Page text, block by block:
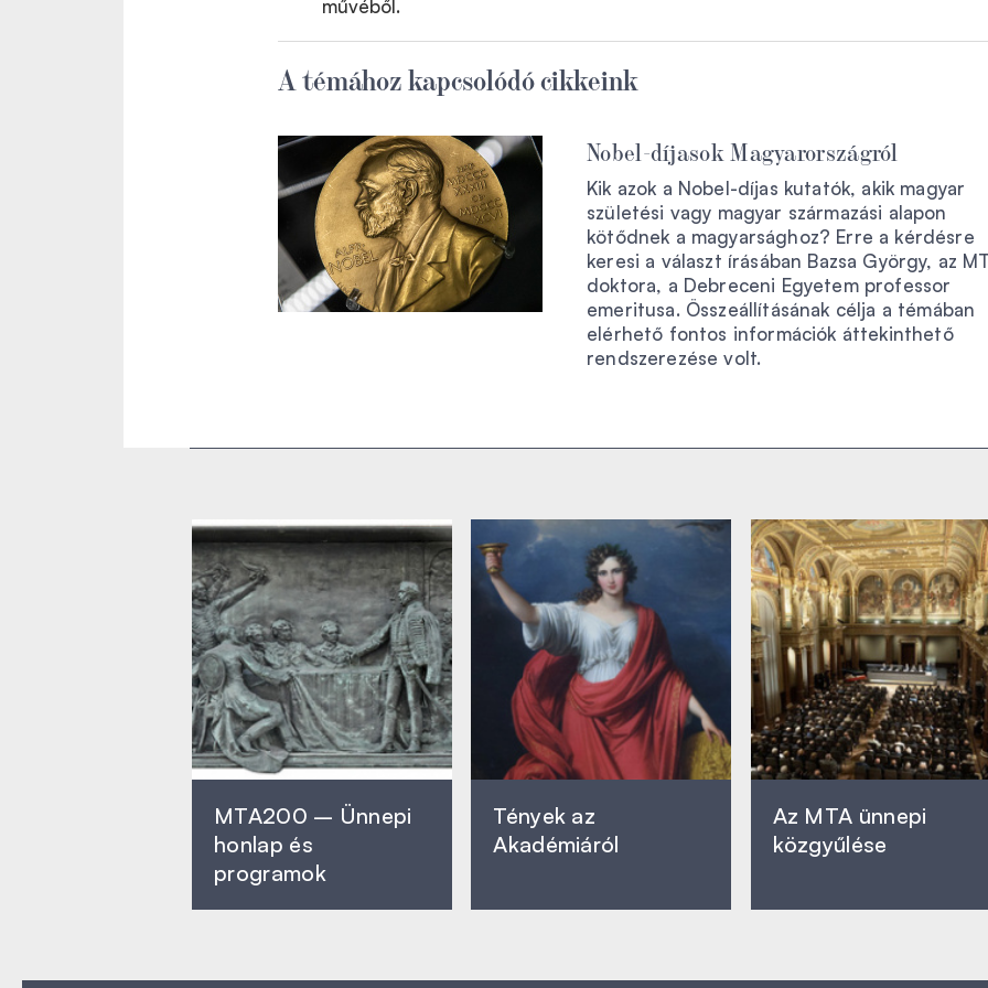
művéből.
A témához kapcsolódó cikkeink
Nobel-díjasok Magyarországról
Kik azok a Nobel-díjas kutatók, akik magyar
születési vagy magyar származási alapon
kötődnek a magyarsághoz? Erre a kérdésre
keresi a választ írásában Bazsa György, az
doktora, a Debreceni Egyetem professor
emeritusa. Összeállításának célja a témában
elérhető fontos információk áttekinthető
rendszerezése volt.
MTA200 – Ünnepi
honlap és
programok
Tények az
Akadémiáról
Az MTA ünnepi
közgyűlése